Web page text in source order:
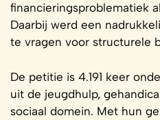
financieringsproblematiek
Daarbij werd een
te vragen voor structurele
De petitie is 4.191 keer
uit de jeugdhulp,
sociaal domein. Met hun